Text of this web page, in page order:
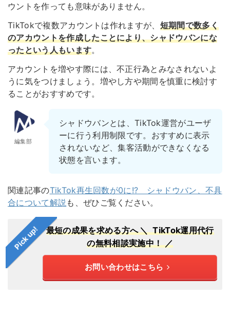
ウントを作っても意味がありません。
TikTokで複数アカウントは作れますが、 短期間で数多く
のアカウントを作成したことにより、シャドウバンにな
ったという人もいます。
アカウントを増やす際には、不正行為とみなされないよ
うに気をつけましょう。増やし方や期間を慎重に検討す
ることがおすすめです。
編集部
シャドウバンとは、TikTok運営がユーザ
ーに行う利用制限です。おすすめに表示
されないなど、集客活動ができなくなる
状態を言います。
関連記事のTikTok再生回数が0に!? シャドウバン、不具
合について解説 も、ぜひご覧ください。
Pick up! 最短の成果を求める方へ＼ TikTok運用代行
の無料相談実施中！ ／
お問い合わせはこちら